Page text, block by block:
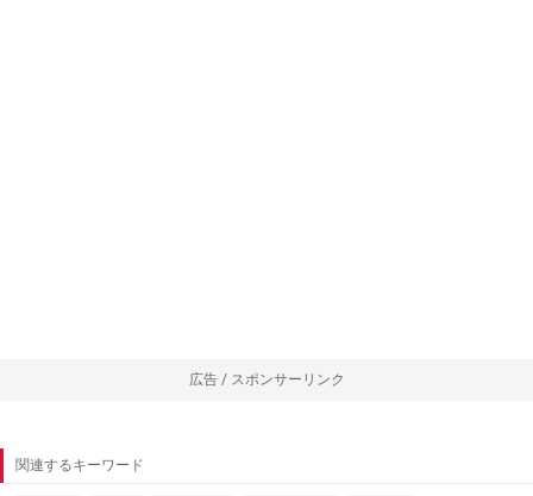
広告 / スポンサーリンク
関連するキーワード